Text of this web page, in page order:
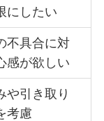
にしたい
不具合に対
感が欲しい
や引き取り
考慮